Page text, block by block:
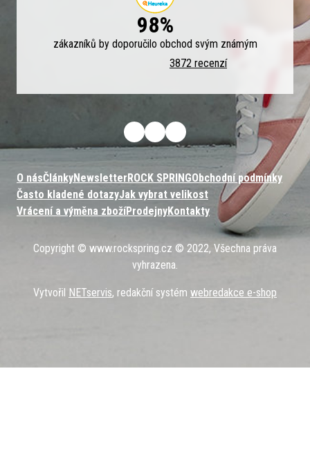
98%
zákazníků by doporučilo obchod svým známým
3872 recenzí
O násČlánkyNewsletterROCK SPRINGObchodní podmínky
Často kladené dotazyJak vybrat velikost
Vrácení a výměna zbožíProdejnyKontakty
Copyright © www.rockspring.cz © 2022, Všechna práva
vyhrazena.
Vytvořil NETservis, redakční systém webredakce e-shop